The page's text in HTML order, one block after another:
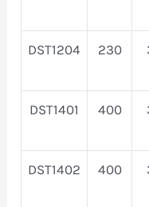
DST1204 230
DST1401 400
DST1402 400